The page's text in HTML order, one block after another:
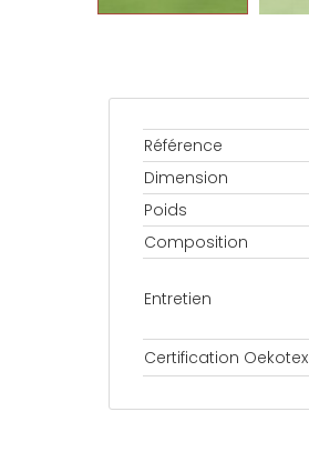
Référence
Dimension
Poids
Composition
Entretien
Certification Oekotex